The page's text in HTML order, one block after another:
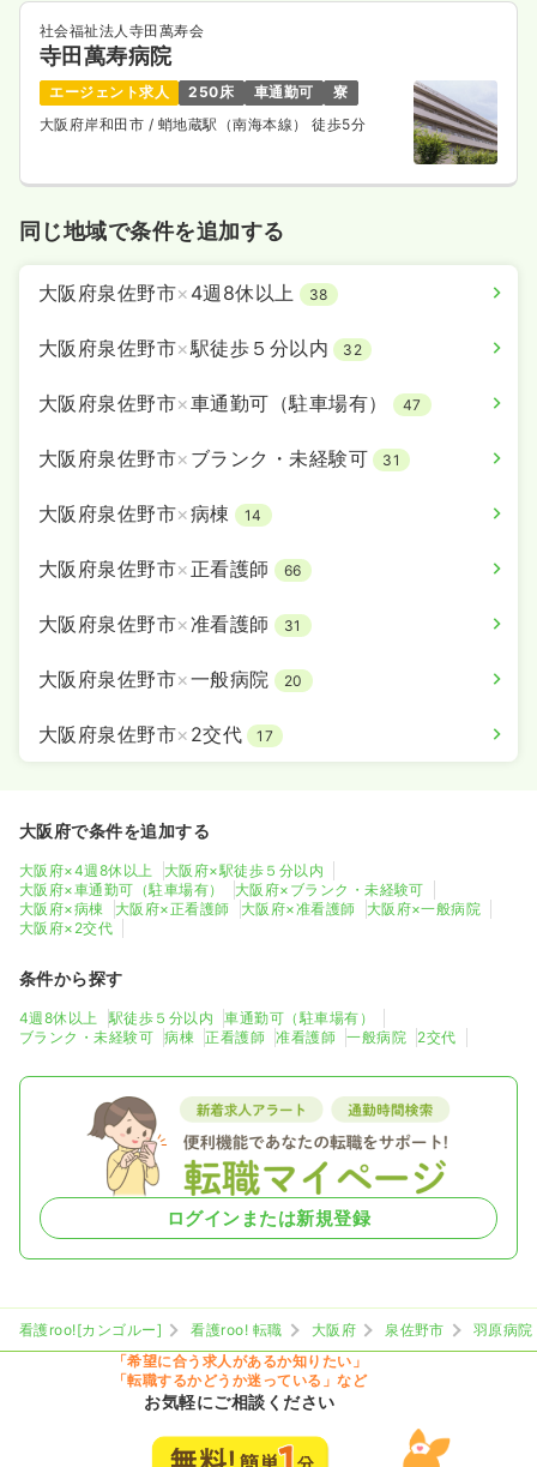
社会福祉法人寺田萬寿会
寺田萬寿病院
エージェント求人 250床 車通勤可
寮
大阪府岸和田市 / 蛸地蔵駅（南海本線） 徒歩5分
同じ地域で条件を追加する
大阪府泉佐野市× 4週8休以上 38
大阪府泉佐野市×駅徒歩５分以内 32
大阪府泉佐野市×車通勤可（駐車場有） 47
大阪府泉佐野市× ブランク・未経験可 31
大阪府泉佐野市×病棟 14
大阪府泉佐野市× 正看護師 66
大阪府泉佐野市×准看護師 31
大阪府泉佐野市×一般病院 20
大阪府泉佐野市× 2交代 17
大阪府で条件を追加する
大阪府×4週8休以上
大阪府×駅徒歩５分以内
大阪府×車通勤可（駐車場有）
大阪府×ブランク・未経験可
大阪府×病棟
大阪府×正看護師 大阪府×准看護師
大阪府×一般病院
大阪府×2交代
条件から探す
4週8休以上 駅徒歩５分以内
車通勤可（駐車場有）
ブランク・未経験可
病棟 正看護師 准看護師 一般病院 2交代
ログインまたは新規登録
看護roo![カンゴルー] 看護roo! 転職 大阪府 泉佐野市
羽原病院
「希望に合う求人があるか知りたい」
「転職するかどうか迷っている」など
お気軽にご相談ください